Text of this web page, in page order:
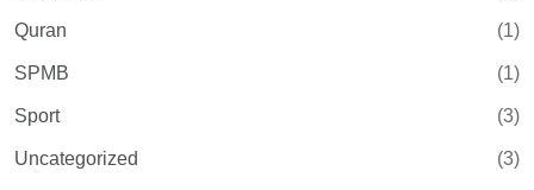
Quran (1)
SPMB (1)
Sport (3)
Uncategorized (3)